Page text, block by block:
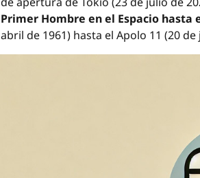
Primer Hombre en el Espacio hasta
abril de 1961) hasta el Apolo 11 (20 de